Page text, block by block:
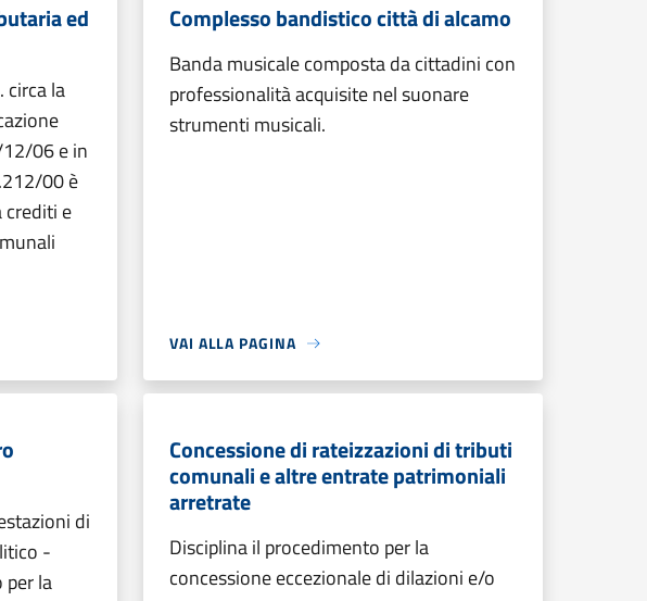
ed
circa la
06 e in
00 è
crediti e
Complesso bandistico città di alcamo
Banda musicale composta da cittadini con
professionalità acquisite nel suonare
strumenti musicali.
VAI ALLA PAGINA
di
-
per la
Concessione di rateizzazioni di tributi
comunali e altre entrate patrimoniali
arretrate
Disciplina il procedimento per la
concessione eccezionale di dilazioni e/o